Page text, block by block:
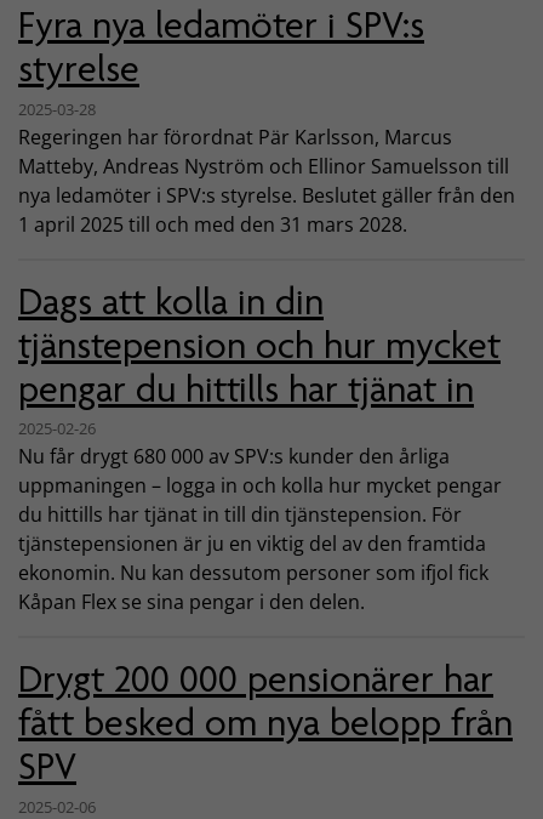
Fyra nya ledamöter i SPV:s
styrelse
2025-03-28
Regeringen har förordnat Pär Karlsson, Marcus
Matteby, Andreas Nyström och Ellinor Samuelsson till
nya ledamöter i SPV:s styrelse. Beslutet gäller från den
1 april 2025 till och med den 31 mars 2028.
Dags att kolla in din
tjänstepension och hur mycket
pengar du hittills har tjänat in
2025-02-26
Nu får drygt 680 000 av SPV:s kunder den årliga
uppmaningen – logga in och kolla hur mycket pengar
du hittills har tjänat in till din tjänstepension. För
tjänstepensionen är ju en viktig del av den framtida
ekonomin. Nu kan dessutom personer som ifjol fick
Kåpan Flex se sina pengar i den delen.
Drygt 200 000 pensionärer har
fått besked om nya belopp från
SPV
2025-02-06